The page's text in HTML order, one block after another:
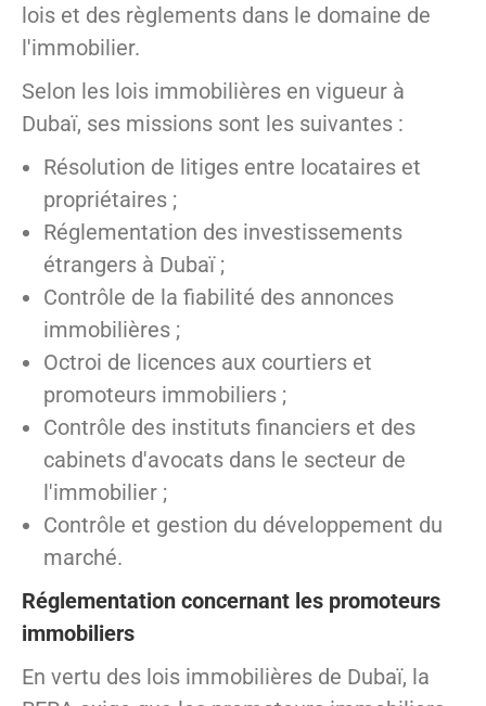
lois et des règlements dans le domaine de
l'immobilier.
Selon les lois immobilières en vigueur à
Dubaï, ses missions sont les suivantes :
Résolution de litiges entre locataires et
propriétaires ;
Réglementation des investissements
étrangers à Dubaï ;
Contrôle de la fiabilité des annonces
immobilières ;
Octroi de licences aux courtiers et
promoteurs immobiliers ;
Contrôle des instituts financiers et des
cabinets d'avocats dans le secteur de
l'immobilier ;
Contrôle et gestion du développement du
marché.
Réglementation concernant les promoteurs
immobiliers
En vertu des lois immobilières de Dubaï, la